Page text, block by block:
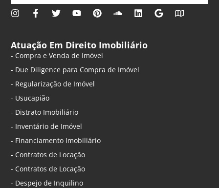
Atuação Em Direito Imobiliário
- Compra e Venda de Imóvel
- Due Diligence para Compra de Imóvel
- Regularização de Imóvel
- Usucapião
- Distrato Imobiliário
- Inventário de Imóvel
- Financiamento Imobiliário
- Contratos de Locação
- Contratos de Locação
- Despejo de Inquilino